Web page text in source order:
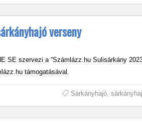
verseny
SE szervezi a “Számlázz.hu Sulisárkány
támogatásával.
Sárkányhajó,